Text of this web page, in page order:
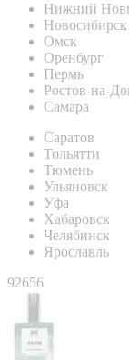
Нижний
Новосибирск
Омск
Оренбург
Пермь
Ростов-на-
Самара
Саратов
Тольятти
Тюмень
Ульяновск
Уфа
Хабаровск
Челябинск
Ярославль
92656